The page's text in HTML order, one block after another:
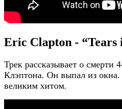
Eric Clapton - “Tears
Трек рассказывает о смерти
Клэптона. Он выпал из окна.
великим хитом.